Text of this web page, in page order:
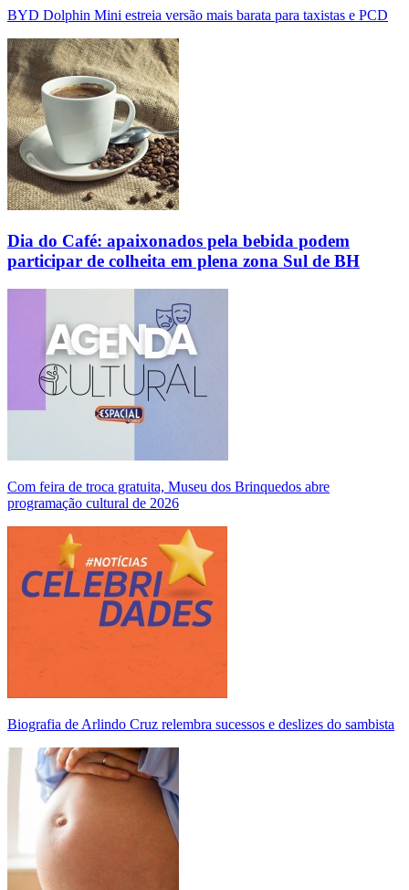
BYD Dolphin Mini estreia versão mais barata para taxistas e PCD
Dia do Café: apaixonados pela bebida podem
participar de colheita em plena zona Sul de BH
Com feira de troca gratuita, Museu dos Brinquedos abre
programação cultural de 2026
Biografia de Arlindo Cruz relembra sucessos e deslizes do sambista